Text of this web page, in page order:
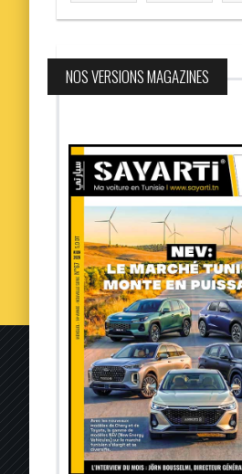
NOS VERSIONS MAGAZINES